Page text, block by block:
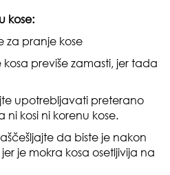
kose:
za pranje kose
previše zamasti, jer tada
upotrebljavati preterano
kosi ni korenu kose.
da biste je nakon
je mokra kosa osetljivija na